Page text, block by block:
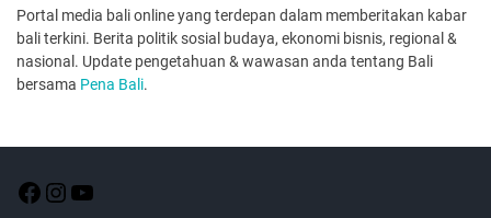
Portal media bali online yang terdepan dalam memberitakan kabar
bali terkini. Berita politik sosial budaya, ekonomi bisnis, regional &
nasional. Update pengetahuan & wawasan anda tentang Bali
bersama Pena Bali.